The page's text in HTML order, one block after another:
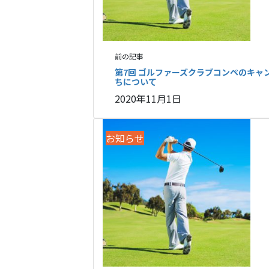
前の記事
第7回 ゴルファーズクラブコンペのキャ
ちについて
2020年11月1日
お知らせ